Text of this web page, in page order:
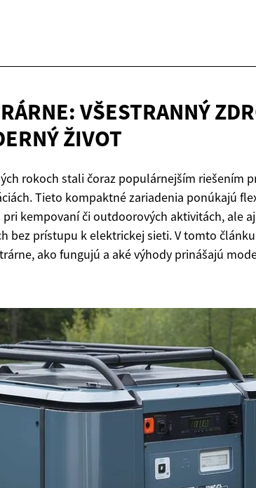
VŠESTRANNÝ
ŽIVOT
rokoch stali čoraz populárnejším riešením
Tieto kompaktné zariadenia ponúkajú
kempovaní či outdoorových aktivitách, ale
bez prístupu k elektrickej sieti. V tomto
ako fungujú a aké výhody prinášajú